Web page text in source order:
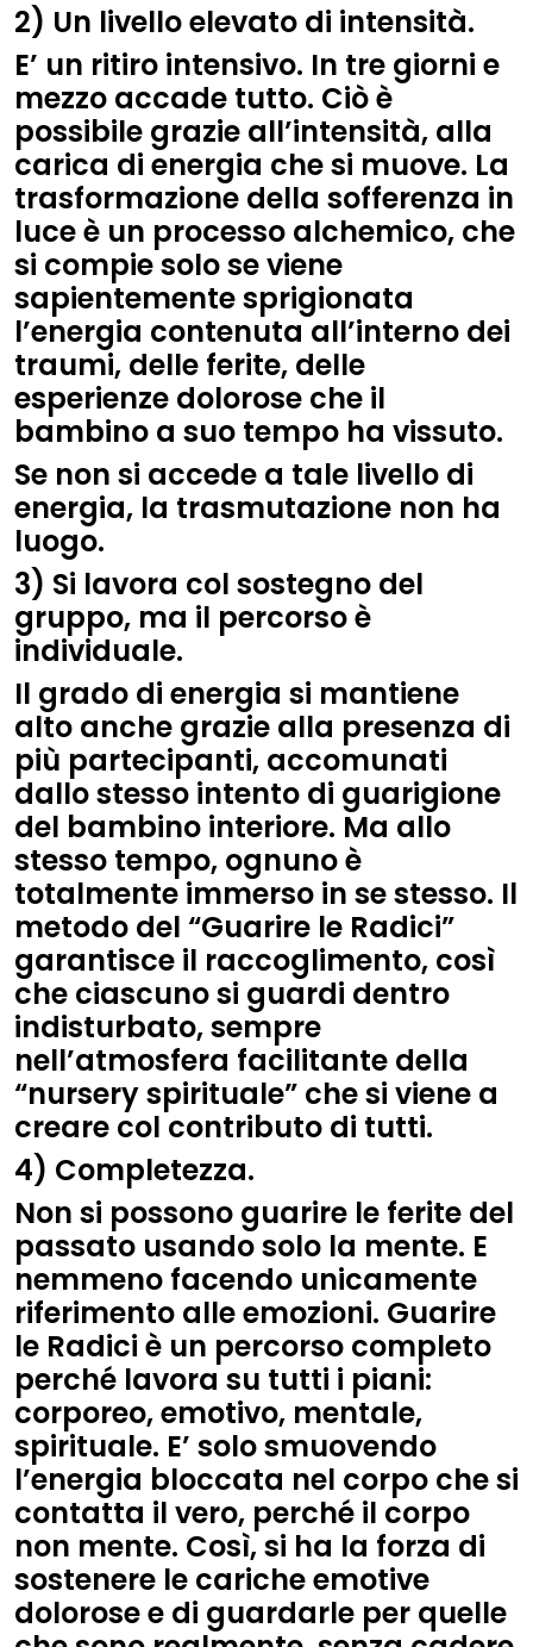
2) Un livello elevato di intensità.
E’ un ritiro intensivo. In tre giorni e
mezzo accade tutto. Ciò è
possibile grazie all’intensità, alla
carica di energia che si muove. La
trasformazione della sofferenza in
luce è un processo alchemico, che
si compie solo se viene
sapientemente sprigionata
l’energia contenuta all’interno dei
traumi, delle ferite, delle
esperienze dolorose che il
bambino a suo tempo ha vissuto.
Se non si accede a tale livello di
energia, la trasmutazione non ha
luogo.
3) Si lavora col sostegno del
gruppo, ma il percorso è
individuale.
Il grado di energia si mantiene
alto anche grazie alla presenza di
più partecipanti, accomunati
dallo stesso intento di guarigione
del bambino interiore. Ma allo
stesso tempo, ognuno è
totalmente immerso in se stesso. Il
metodo del “Guarire le Radici”
garantisce il raccoglimento, così
che ciascuno si guardi dentro
indisturbato, sempre
nell’atmosfera facilitante della
“nursery spirituale” che si viene a
creare col contributo di tutti.
4) Completezza.
Non si possono guarire le ferite del
passato usando solo la mente. E
nemmeno facendo unicamente
riferimento alle emozioni. Guarire
le Radici è un percorso completo
perché lavora su tutti i piani:
corporeo, emotivo, mentale,
spirituale. E’ solo smuovendo
l’energia bloccata nel corpo che si
contatta il vero, perché il corpo
non mente. Così, si ha la forza di
sostenere le cariche emotive
dolorose e di guardarle per quelle